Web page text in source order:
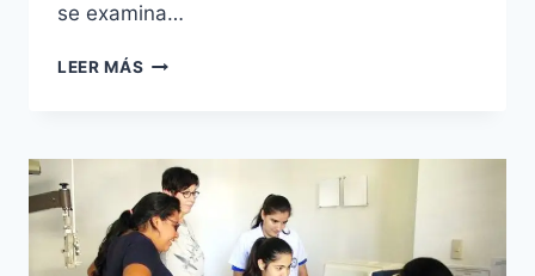
se examina…
LEER MÁS ACERCA
DE
SALUD
VISUAL
DE
LOS